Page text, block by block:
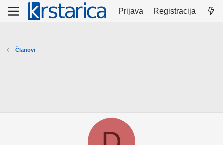
Prijava Registracija
Članovi